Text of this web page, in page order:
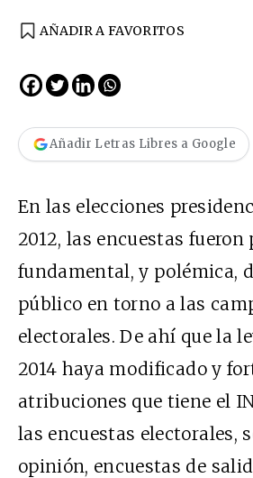
AÑADIR A FAVORITOS
Añadir Letras Libres a Google
En las elecciones
2012, las encuestas fueron
fundamental, y polémica,
público en torno a las
electorales. De ahí que la
2014 haya modificado y
atribuciones que tiene el
las encuestas electorales,
opinión, encuestas de